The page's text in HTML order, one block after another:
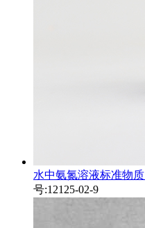
水中氨氮溶液标准物质
号:12125-02-9